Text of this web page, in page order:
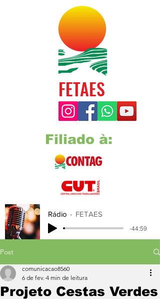
Rádio
FETAES
-44:59
Filiado à:
FETAES
Post
Projeto Cestas Verdes
comunicacao8560
6 de fev. 4 min de leitura